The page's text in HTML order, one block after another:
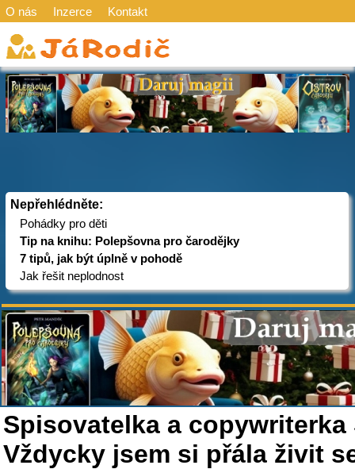
O nás Inzerce Kontakt
Nepřehlédněte:
Pohádky pro děti
Tip na knihu: Polepšovna pro čarodějky
7 tipů, jak být úplně v pohodě
Jak řešit neplodnost
Spisovatelka a
Vždycky jsem si přála živit